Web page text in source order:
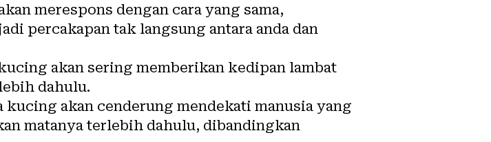
merespons dengan cara yang sama,
percakapan tak langsung antara anda dan
akan sering memberikan kedipan lambat
dahulu.
akan cenderung mendekati manusia yang
matanya terlebih dahulu, dibandingkan